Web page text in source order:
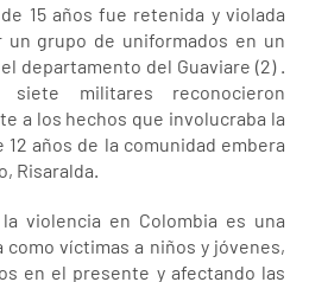
15 años fue retenida y violada
un grupo de uniformados en un
departamento del Guaviare (2) .
militares reconocieron
a los hechos que involucraba la
años de la comunidad embera
Risaralda.
violencia en Colombia es una
como víctimas a niños y jóvenes,
en el presente y afectando las